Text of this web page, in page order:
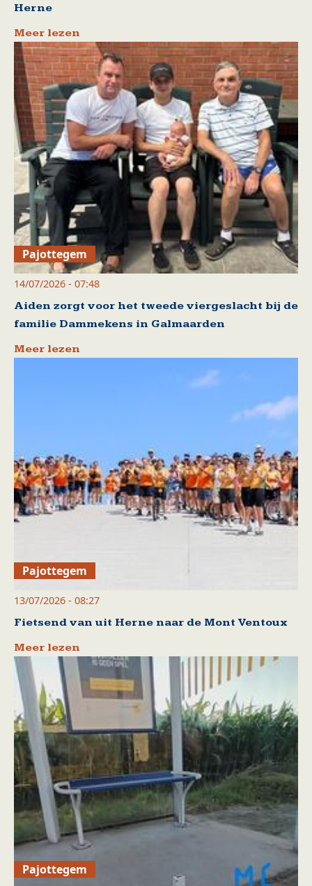
Herne
Meer lezen
Pajottegem
14/07/2026 - 07:48
Aiden zorgt voor het tweede viergeslacht bij de
familie Dammekens in Galmaarden
Meer lezen
Pajottegem
13/07/2026 - 08:27
Fietsend van uit Herne naar de Mont Ventoux
Meer lezen
Pajottegem